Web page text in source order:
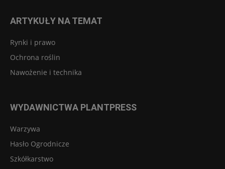
ARTYKUŁY NA TEMAT
Rynki i prawo
Ochrona roślin
Nawożenie i technika
WYDAWNICTWA PLANTPRESS
Warzywa
Hasło Ogrodnicze
Szkółkarstwo